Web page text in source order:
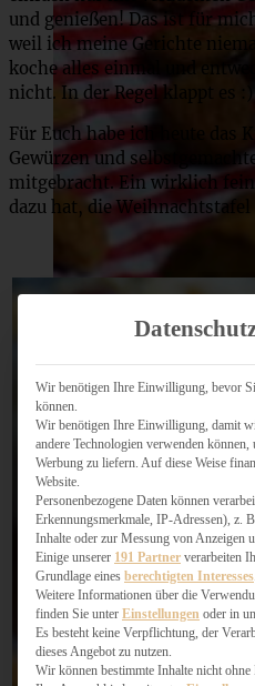
und genießen! Das ist für
weil ich meine Gerichte
koche alles einmal und
nicht. In der Regel klappt es :)
Für Euch habe ich heute das
Gewürzen und
mitgebracht. Ein wirklich
dazu hat, die Weihnachtstafel
Wir benötigen Ihre Einwilligung, bevor
können.
Wir benötigen Ihre Einwilligung, damit
andere Technologien verwenden
Werbung zu liefern. Auf diese Weise
Website.
Personenbezogene Daten können
Erkennungsmerkmale, IP-Adressen), z.
Inhalte oder zur Messung von Anzeigen
Einige unserer 191 Partner verarbeiten
Grundlage eines berechtigten Interesses
Weitere Informationen über die
finden Sie unter Einstellungen oder in
Es besteht keine Verpflichtung, der
dieses Angebot zu nutzen.
Wir können bestimmte Inhalte nicht